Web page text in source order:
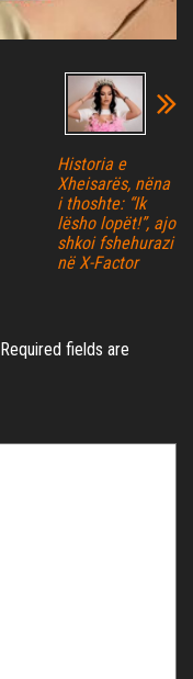
Historia e
Xheisarës, nëna
i thoshte: “Ik
lësho lopët!”, ajo
shkoi fshehurazi
në X-Factor
Required fields are